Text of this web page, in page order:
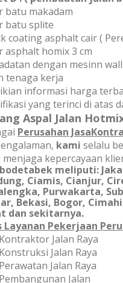
batu makadam
batu splite
coating asphalt cair (
asphalt homix 3 cm
dengan mesinn
tenaga kerja
informasi harga
yang terinci di atas
Aspal Jalan
Perusahan
kami selalu
menjaga kepercayaan
meliputi:
Ciamis, Cianjur,
Purwakarta,
Bekasi, Bogor,
dan sekitarnya.
Layanan Pekerjaan
Kontraktor Jalan Raya
Konstruksi Jalan Raya
Perawatan Jalan Raya
Pembangunan Jalan